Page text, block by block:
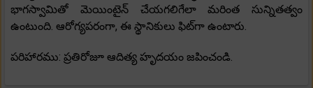
భాగస్వామితో మెయింటైన్ చేయగలిగేలా మరింత సున్నితత్వం
ఉంటుంది. ఆరోగ్యపరంగా, ఈ స్థానికులు ఫిట్‌గా ఉంటారు.
పరిహారము: ప్రతిరోజూ ఆదిత్య హృదయం జపించండి.